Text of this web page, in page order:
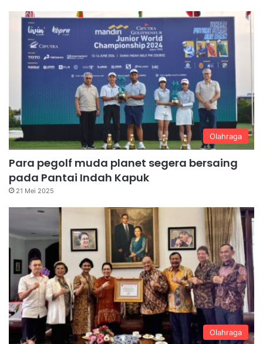
Olahraga
Para pegolf muda planet segera bersaing
pada Pantai Indah Kapuk
21 Mei 2025
Olahraga